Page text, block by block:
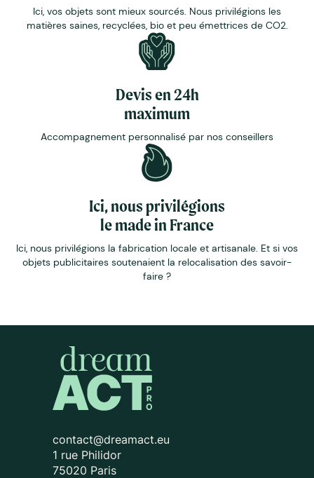
Ici, vos objets sont mieux sourcés. Nous privilégions les
matières saines, recyclées, bio et peu émettrices de CO2.
Devis en 24h
maximum
Accompagnement personnalisé par nos conseillers
Ici, nous privilégions
le made in France
Ici, nous privilégions la fabrication locale et artisanale. Et si vos
objets publicitaires soutenaient la relocalisation des savoir-
faire ?
contact@dreamact.eu
1 rue Philidor
75020 Paris